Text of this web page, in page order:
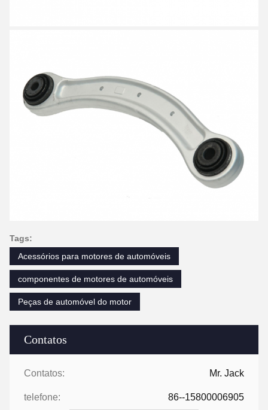
Contatos
Contatos: Mr. Jack
telefone: 86--15800006905
Tags:
Acessórios para motores de automóveis
componentes de motores de automóveis
Peças de automóvel do motor